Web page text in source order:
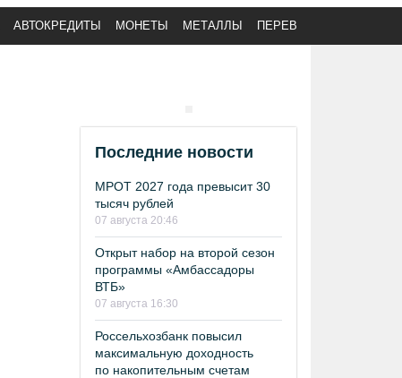
АВТОКРЕДИТЫ МОНЕТЫ МЕТАЛЛЫ ПЕРЕВОДЫ
Последние новости
МРОТ 2027 года превысит 30
тысяч рублей
07 августа 20:46
Открыт набор на второй сезон
программы «Амбассадоры
ВТБ»
07 августа 16:30
Россельхозбанк повысил
максимальную доходность
по накопительным счетам